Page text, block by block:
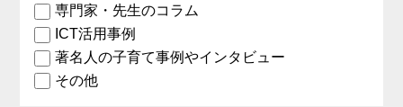
専門家・先生のコラム
ICT活用事例
著名人の子育て事例やインタビュー
その他